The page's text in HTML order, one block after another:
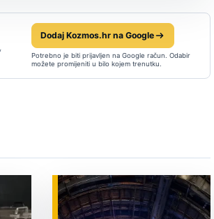
Dodaj Kozmos.hr na Google
Potrebno je biti prijavljen na Google račun. Odabir
možete promijeniti u bilo kojem trenutku.